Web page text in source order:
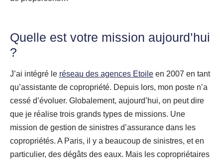
Quelle est votre mission aujourd’hui
?
J’ai intégré le réseau des agences Etoile en 2007 en tant
qu’assistante de copropriété. Depuis lors, mon poste n’a
cessé d’évoluer. Globalement, aujourd’hui, on peut dire
que je réalise trois grands types de missions. Une
mission de gestion de sinistres d’assurance dans les
copropriétés. A Paris, il y a beaucoup de sinistres, et en
particulier, des dégâts des eaux. Mais les copropriétaires